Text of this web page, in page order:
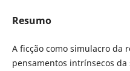
Resumo
A ficção como simulacro da
pensamentos intrínsecos